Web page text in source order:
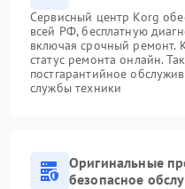
Сервисный центр Korg
всей РФ, бесплатную
включая срочный ремонт.
статус ремонта онлайн.
постгарантийное
службы техники
Оригинальные
безопасное